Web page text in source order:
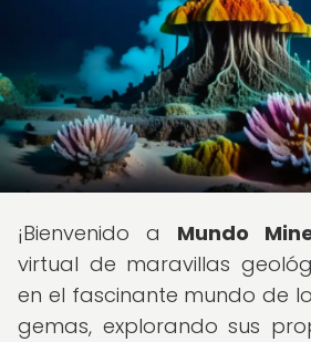
¡Bienvenido a Mundo
virtual de maravillas
en el fascinante mundo de
gemas, explorando sus